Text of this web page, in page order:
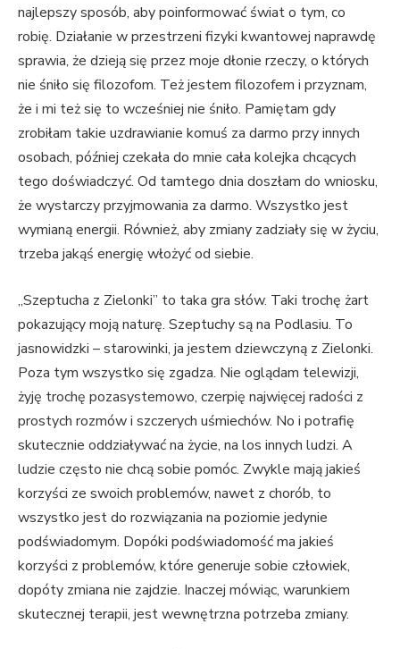
najlepszy sposób, aby poinformować świat o tym, co
robię. Działanie w przestrzeni fizyki kwantowej naprawdę
sprawia, że dzieją się przez moje dłonie rzeczy, o których
nie śniło się filozofom. Też jestem filozofem i przyznam,
że i mi też się to wcześniej nie śniło. Pamiętam gdy
zrobiłam takie uzdrawianie komuś za darmo przy innych
osobach, później czekała do mnie cała kolejka chcących
tego doświadczyć. Od tamtego dnia doszłam do wniosku,
że wystarczy przyjmowania za darmo. Wszystko jest
wymianą energii. Również, aby zmiany zadziały się w życiu,
trzeba jakąś energię włożyć od siebie.
„Szeptucha z Zielonki” to taka gra słów. Taki trochę żart
pokazujący moją naturę. Szeptuchy są na Podlasiu. To
jasnowidzki – starowinki, ja jestem dziewczyną z Zielonki.
Poza tym wszystko się zgadza. Nie oglądam telewizji,
żyję trochę pozasystemowo, czerpię najwięcej radości z
prostych rozmów i szczerych uśmiechów. No i potrafię
skutecznie oddziaływać na życie, na los innych ludzi. A
ludzie często nie chcą sobie pomóc. Zwykle mają jakieś
korzyści ze swoich problemów, nawet z chorób, to
wszystko jest do rozwiązania na poziomie jedynie
podświadomym. Dopóki podświadomość ma jakieś
korzyści z problemów, które generuje sobie człowiek,
dopóty zmiana nie zajdzie. Inaczej mówiąc, warunkiem
skutecznej terapii, jest wewnętrzna potrzeba zmiany.